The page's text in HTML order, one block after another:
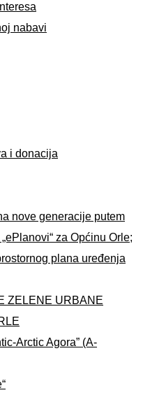
nabavi
i donacija
nove generacije putem
za Općinu Orle;
plana uređenja
ZELENE URBANE
Arctic Agora” (A-